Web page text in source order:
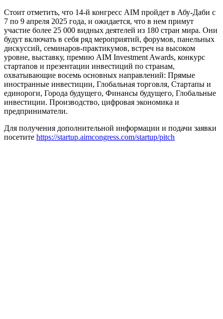
Стоит отметить, что 14-й конгресс AIM пройдет в Абу-Даби с
7 по 9 апреля 2025 года, и ожидается
участие более 25 000 видных деятелей из 180 стран мира. Они
будут включать в себя ряд мероприятий, форумов, панельных
дискуссий, семинаров-практикумов, встреч на высоком
уровне, выставку, премию AIM Investment Awards, конкурс
стартапов и презентации инвестиций по странам,
охватывающие восемь основных направлений: Прямые
иностранные инвестиции, Глобальная торговля, Стартапы и
единороги, Города будущего, Финансы будущего, Глобальные
инвестиции. Производство, цифровая экономика и
предприниматели.
Для получения дополнительной информации и подачи заявки
посетите https://startup.aimcongress.com/startup/pitch